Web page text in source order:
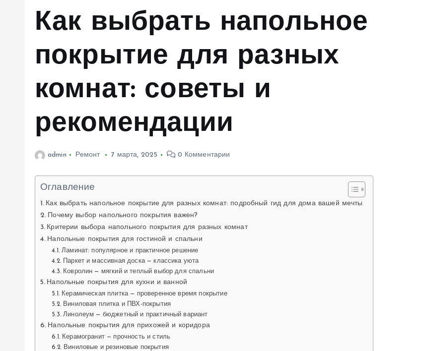
Как выбрать напольное
покрытие для разных
комнат: советы и
рекомендации
admin Ремонт 7 марта, 2025 0 Комментарии
Оглавление
Как выбрать напольное покрытие для разных комнат: подробный гид для дома вашей мечты
Почему выбор напольного покрытия важен?
Критерии выбора напольного покрытия для разных комнат
Напольные покрытия для гостиной и спальни
Ламинат: популярное и практичное решение
Паркет и массивная доска — классика уюта
Ковролин — мягкий и теплый выбор для спальни
Напольные покрытия для кухни и ванной
Керамическая плитка — проверенное время покрытие
Виниловая плитка и ПВХ-покрытия
Линолеум — бюджетный и практичный вариант
Напольные покрытия для прихожей и коридора
Керамогранит — прочность и стиль
Виниловые и резиновые покрытия